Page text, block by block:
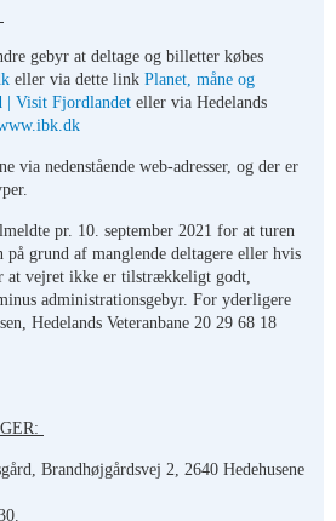
gebyr at deltage og billetter købes
eller via dette link Planet, måne og
| Visit Fjordlandet eller via Hedelands
via nedenstående web-adresser, og der er
pr. 10. september 2021 for at turen
på grund af manglende deltagere eller hvis
at vejret ikke er tilstrækkeligt godt,
administrationsgebyr. For yderligere
Hedelands Veteranbane 20 29 68 18
Brandhøjgårdsvej 2, 2640 Hedehusene